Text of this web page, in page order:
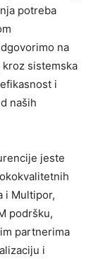
potreba
na
sistemska
i
naših
jeste
i Multipor,
podršku,
partnerima
i